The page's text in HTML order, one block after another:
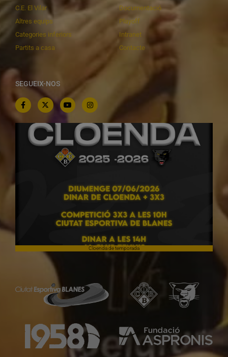
C.E. El Vilar
Altres equips
Categories inferiors
Partits a casa
Documentació
Playoff
Intranet
Contacte
SEGUEIX-NOS
Cloenda de temporada